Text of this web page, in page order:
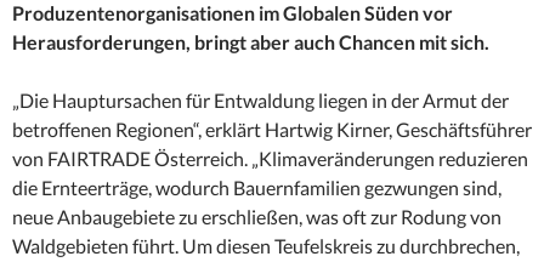
Produzentenorganisationen im Globalen Süden vor
Herausforderungen, bringt aber auch Chancen mit sich.
„Die Hauptursachen für Entwaldung liegen in der Armut der
betroffenen Regionen“, erklärt Hartwig Kirner, Geschäftsführer
von FAIRTRADE Österreich. „Klimaveränderungen reduzieren
die Ernteerträge, wodurch Bauernfamilien gezwungen sind,
neue Anbaugebiete zu erschließen, was oft zur Rodung von
Waldgebieten führt. Um diesen Teufelskreis zu durchbrechen,